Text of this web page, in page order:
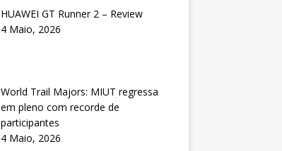
HUAWEI GT Runner 2 – Review
4 Maio, 2026
World Trail Majors: MIUT regressa
em pleno com recorde de
participantes
4 Maio, 2026